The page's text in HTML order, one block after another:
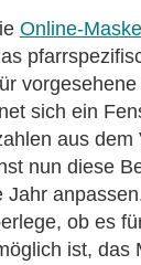
Online-Maske
sich ein
aus dem
nun diese
Jahr
ob es
ist, das